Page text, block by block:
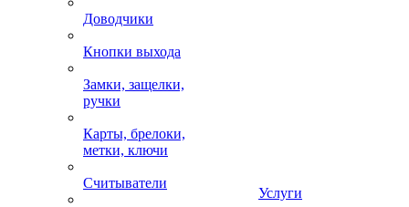
Доводчики
Кнопки выхода
Замки, защелки,
ручки
Карты, брелоки,
метки, ключи
Считыватели
Услуги